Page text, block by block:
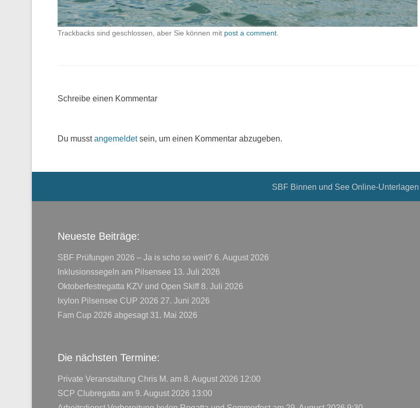
Trackbacks sind geschlossen, aber Sie können mit post a comment.
Schreibe einen Kommentar
Du musstangemeldetsein, um einen Kommentar abzugeben.
SBF Binnen und See Online-Unterlagen
Neueste Beiträge:
SBF Prüfungen 2026 – Ja is scho so weit? 6. August 2026
Inklusionssegeln am Pilsensee 13. Juli 2026
Oktoberfestregatta KZV und Open Skiff 8. Juli 2026
Ixylon Pilsensee CUP 2026 27. Juni 2026
Fam Cup 2026 abgesagt 31. Mai 2026
Die nächsten Termine:
Private Veranstaltung Chris M. am 8. August 2026 12:00
SCP Clubregatta am 9. August 2026 13:00